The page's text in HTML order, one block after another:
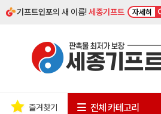
기프트인포의 새 이름!세종기프트 자세히
즐겨찾기 전체 카테고리